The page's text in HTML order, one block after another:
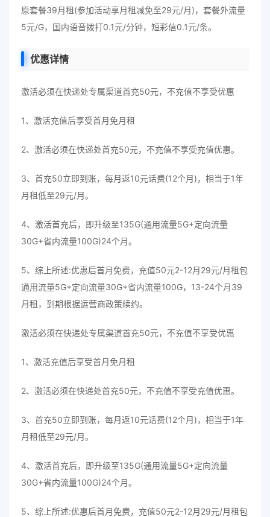
原套餐39月租(参加活动享月租减免至29元/月)，套餐外流量
5元/G，国内语音拨打0.1元/分钟，短彩信0.1元/条。
优惠详情
激活必须在快递处专属渠道首充50元，不充值不享受优惠
1、激活充值后享受首月免月租
2、激活必须在快递处首充50元，不充值不享受充值优惠。
3、首充50立即到账，每月返10元话费(12个月)，相当于1年
月租低至29元/月。
4、激活首充后，即升级至135G(通用流量5G+定向流量
30G+省内流量100G)24个月。
5、综上所述:优惠后首月免费，充值50元2-12月29元/月租包
通用流量5G+定向流量30G+省内流量100G，13-24个月39
月租，到期根据运营商政策续约。
激活必须在快递处专属渠道首充50元，不充值不享受优惠
1、激活充值后享受首月免月租
2、激活必须在快递处首充50元，不充值不享受充值优惠。
3、首充50立即到账，每月返10元话费(12个月)，相当于1年
月租低至29元/月。
4、激活首充后，即升级至135G(通用流量5G+定向流量
30G+省内流量100G)24个月。
5、综上所述:优惠后首月免费，充值50元2-12月29元/月租包